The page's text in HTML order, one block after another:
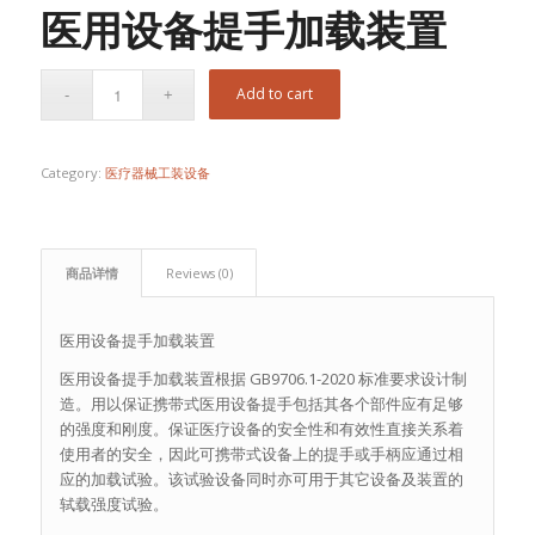
医用设备提手加载装置
Add to cart
Category: 医疗器械工装设备
商品详情 Reviews (0)
医用设备提手加载装置
医用设备提手加载装置根据 GB9706.1-2020 标准要求设计制
造。用以保证携带式医用设备提手包括其各个部件应有足够
的强度和刚度。保证医疗设备的安全性和有效性直接关系着
使用者的安全，因此可携带式设备上的提手或手柄应通过相
应的加载试验。该试验设备同时亦可用于其它设备及装置的
轼载强度试验。